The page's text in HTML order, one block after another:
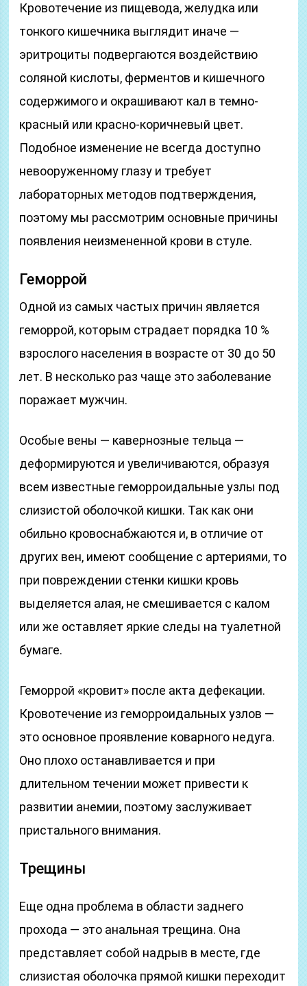
Кровотечение из пищевода, желудка или
тонкого кишечника выглядит иначе —
эритроциты подвергаются воздействию
соляной кислоты, ферментов и кишечного
содержимого и окрашивают кал в темно-
красный или красно-коричневый цвет.
Подобное изменение не всегда доступно
невооруженному глазу и требует
лабораторных методов подтверждения,
поэтому мы рассмотрим основные причины
появления неизмененной крови в стуле.
Геморрой
Одной из самых частых причин является
геморрой, которым страдает порядка 10 %
взрослого населения в возрасте от 30 до 50
лет. В несколько раз чаще это заболевание
поражает мужчин.
Особые вены — кавернозные тельца —
деформируются и увеличиваются, образуя
всем известные геморроидальные узлы под
слизистой оболочкой кишки. Так как они
обильно кровоснабжаются и, в отличие от
других вен, имеют сообщение с артериями, то
при повреждении стенки кишки кровь
выделяется алая, не смешивается с калом
или же оставляет яркие следы на туалетной
бумаге.
Геморрой «кровит» после акта дефекации.
Кровотечение из геморроидальных узлов —
это основное проявление коварного недуга.
Оно плохо останавливается и при
длительном течении может привести к
развитии анемии, поэтому заслуживает
пристального внимания.
Трещины
Еще одна проблема в области заднего
прохода — это анальная трещина. Она
представляет собой надрыв в месте, где
слизистая оболочка прямой кишки переходит